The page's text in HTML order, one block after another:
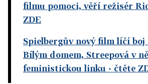
filmu pomoci, věří režisér
ZDE
Spielbergův nový film líčí
Bílým domem, Streepová v
feministickou linku - čtěte